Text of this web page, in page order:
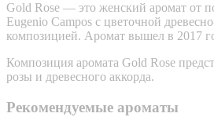
Gold Rose — это женский аромат от
Eugenio Campos с цветочной
композицией. Аромат вышел в 2017
Композиция аромата Gold Rose
розы и древесного аккорда.
Рекомендуемые ароматы